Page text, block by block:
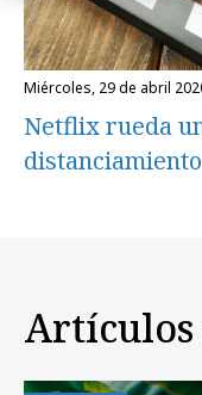
miércoles, 29 de abril
Netflix rueda
Artículos